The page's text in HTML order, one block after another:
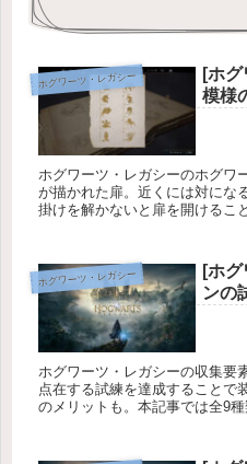
ホグワーツ・レガシー
[ホ
模様
ホグワーツ・レガシーのホグワ
が描かれた扉。近くには対にな
掛けを解かないと扉を開けるこ
ホグワーツ・レガシー
[ホ
ンの
ホグワーツ・レガシーの収集要
点在する試練を達成することで
のメリットも。本記事では全9